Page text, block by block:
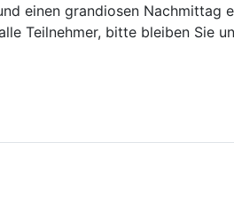
einen grandiosen Nachmittag
Teilnehmer, bitte bleiben Sie